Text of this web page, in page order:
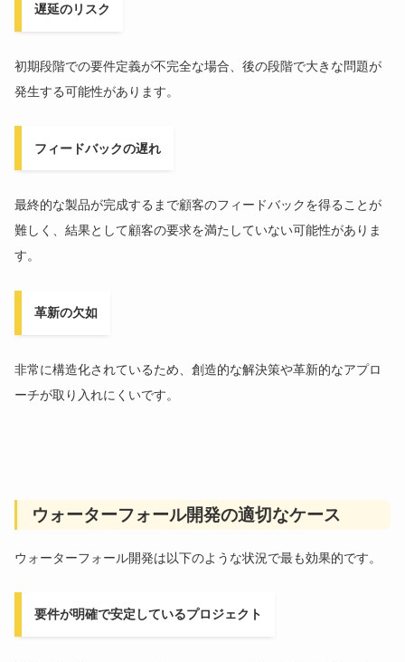
遅延のリスク
初期段階での要件定義が不完全な場合、後の段階で大きな問題が
発生する可能性があります。
フィードバックの遅れ
最終的な製品が完成するまで顧客のフィードバックを得ることが
難しく、結果として顧客の要求を満たしていない可能性がありま
す。
革新の欠如
非常に構造化されているため、創造的な解決策や革新的なアプロ
ーチが取り入れにくいです。
ウォーターフォール開発の適切なケース
ウォーターフォール開発は以下のような状況で最も効果的です。
要件が明確で安定しているプロジェクト